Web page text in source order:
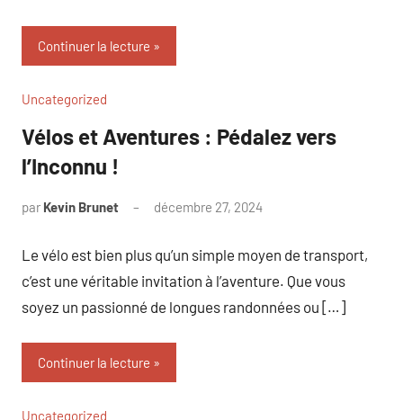
Continuer la lecture
Uncategorized
Vélos et Aventures : Pédalez vers
l’Inconnu !
par Kevin Brunet décembre 27, 2024
Le vélo est bien plus qu’un simple moyen de transport,
c’est une véritable invitation à l’aventure. Que vous
soyez un passionné de longues randonnées ou […]
Continuer la lecture
Uncategorized